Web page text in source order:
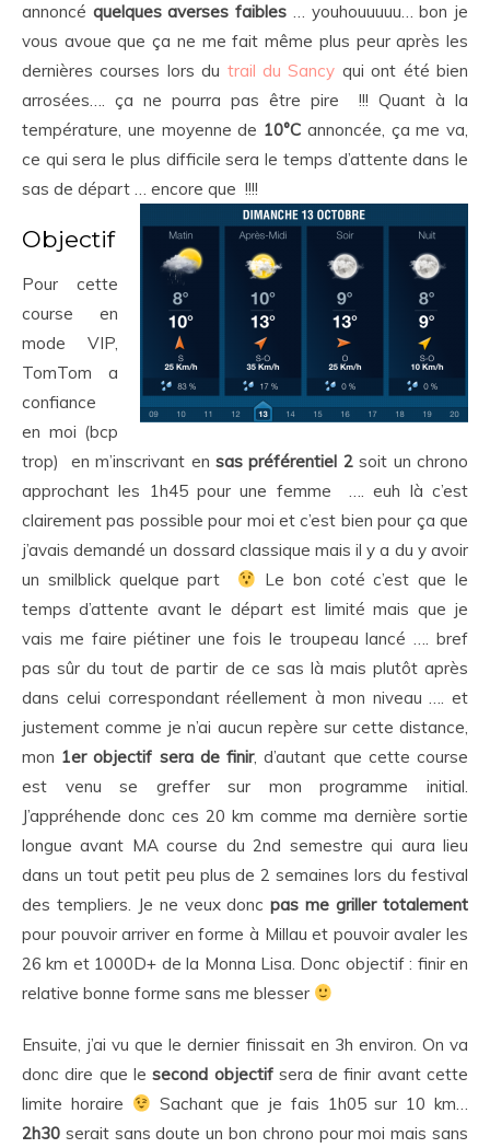
annoncé quelques averses faibles … youhouuuuu… bon je
vous avoue que ça ne me fait même plus peur après les
dernières courses lors du trail du Sancy qui ont été bien
arrosées…. ça ne pourra pas être pire !!! Quant à la
température, une moyenne de 10°C annoncée, ça me va,
ce qui sera le plus difficile sera le temps d’attente dans le
sas de départ … encore que !!!!
Objectif
Pour cette
course en
mode VIP,
TomTom a
confiance
en moi (bcp
trop) en m’inscrivant en sas préférentiel 2soit un chrono
approchant les 1h45 pour une femme …. euh là c’est
clairement pas possible pour moi et c’est bien pour ça que
j’avais demandé un dossard classique mais il y a du y avoir
un smilblick quelque part
Le bon coté c’est que le
temps d’attente avant le départ est limité mais que je
vais me faire piétiner une fois le troupeau lancé …. bref
pas sûr du tout de partir de ce sas là mais plutôt après
dans celui correspondant réellement à mon niveau …. et
justement comme je n’ai aucun repère sur cette distance,
mon 1er objectif sera de finir, d’autant que cette course
est venu se greffer sur mon programme initial.
J’appréhende donc ces 20 km comme ma dernière sortie
longue avant MA course du 2nd semestre qui aura lieu
dans un tout petit peu plus de 2 semaines lors du festival
des templiers. Je ne veux doncpas me griller totalement
pour pouvoir arriver en forme à Millau et pouvoir avaler les
26 km et 1000D+ de la Monna Lisa. Donc objectif : finir en
relative bonne forme sans me blesser
Ensuite, j’ai vu que le dernier finissait en 3h environ. On va
donc dire que lesecond objectifsera de finir avant cette
limite horaire
Sachant que je fais 1h05 sur 10 km…
2h30 serait sans doute un bon chrono pour moi mais sans